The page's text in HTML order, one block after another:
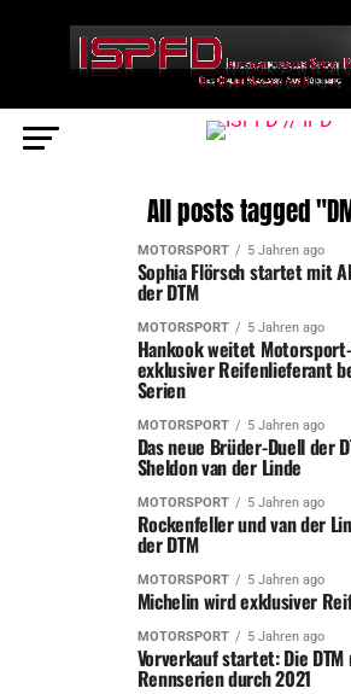
All posts tagged
MOTORSPORT 5 Jahren ago
Sophia Flörsch startet mit
der DTM
MOTORSPORT 5 Jahren ago
Hankook weitet
exklusiver Reifenlieferant
Serien
MOTORSPORT 5 Jahren ago
Das neue Brüder-Duell der
Sheldon van der Linde
MOTORSPORT 5 Jahren ago
Rockenfeller und van der
der DTM
MOTORSPORT 5 Jahren ago
Michelin wird exklusiver
MOTORSPORT 5 Jahren ago
Vorverkauf startet: Die
Rennserien durch 2021